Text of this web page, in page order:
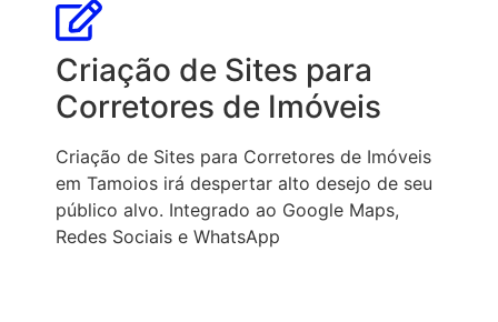
Criação de Sites para
Corretores de Imóveis
Criação de Sites para Corretores de Imóveis
em Tamoios irá despertar alto desejo de seu
público alvo. Integrado ao Google Maps,
Redes Sociais e WhatsApp